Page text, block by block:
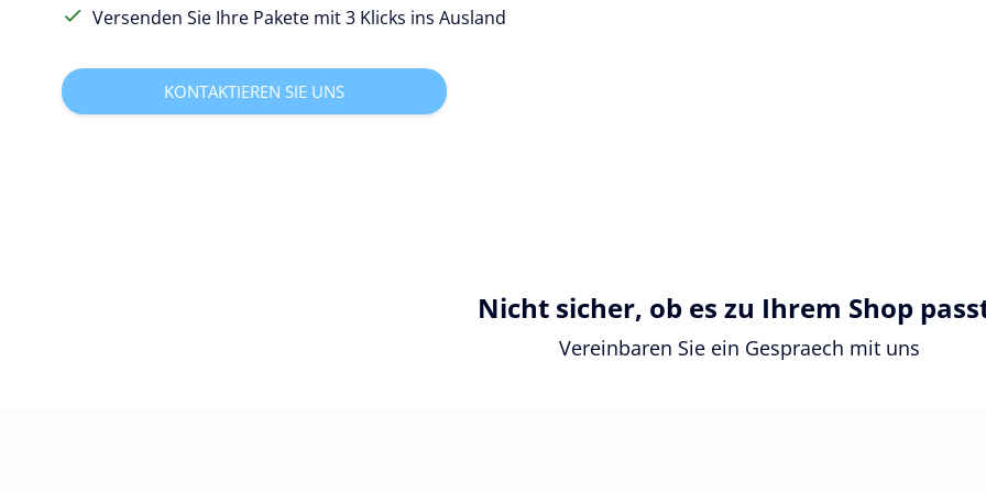
Versenden Sie Ihre Pakete mit 3 Klicks ins Ausland
KONTAKTIEREN SIE UNS
Nicht sicher, ob es zu Ihrem Shop
Vereinbaren Sie ein Gespraech mit uns